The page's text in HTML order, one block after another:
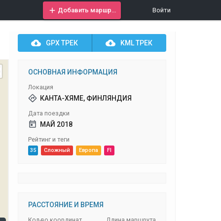
Войти
GPXТРЕК KMLТРЕК
ОСНОВНАЯ ИНФОРМАЦИЯ
Локация
КАНТА-ХЯМЕ, ФИНЛЯНДИЯ
Дата поездки
МАЙ 2018
Рейтинг и теги
35 Сложный Европа FI
РАССТОЯНИЕ И ВРЕМЯ